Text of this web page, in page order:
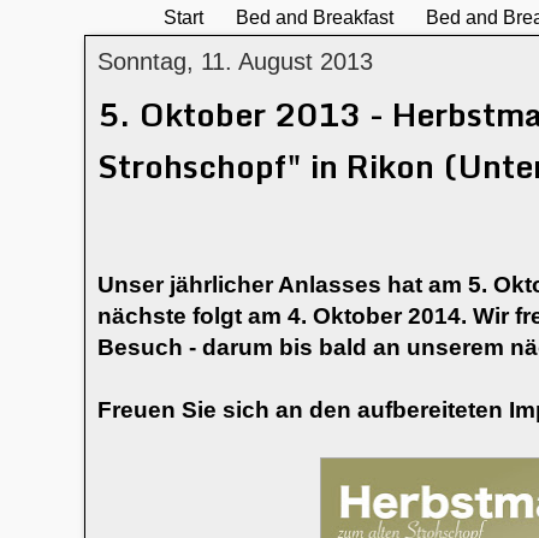
Start Bed and Breakfast Bed and
Sonntag, 11. August 2013
5. Oktober 2013 -
Strohschopf" in Rikon
Unser jährlicher Anlasses hat am 5.
nächste folgt am 4. Oktober 2014. Wir
Besuch - darum bis bald an unserem
Freuen Sie sich an den aufbereiteten